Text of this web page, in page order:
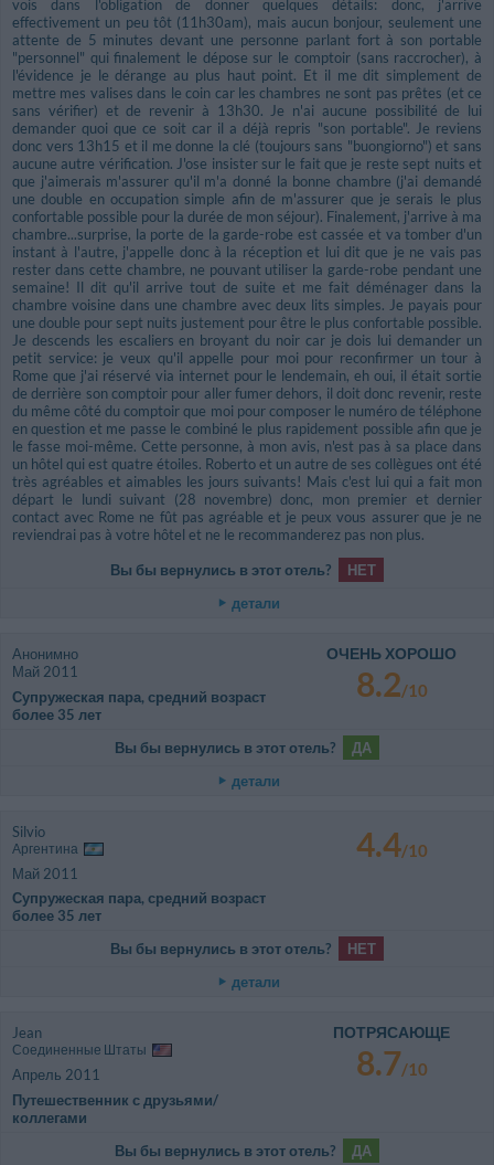
vois dans l'obligation de donner quelques détails: donc, j'arrive
effectivement un peu tôt (11h30am), mais aucun bonjour, seulement une
attente de 5 minutes devant une personne parlant fort à son portable
"personnel" qui finalement le dépose sur le comptoir (sans raccrocher), à
l'évidence je le dérange au plus haut point. Et il me dit simplement de
mettre mes valises dans le coin car les chambres ne sont pas prêtes (et ce
sans vérifier) et de revenir à 13h30. Je n'ai aucune possibilité de lui
demander quoi que ce soit car il a déjà repris "son portable". Je reviens
donc vers 13h15 et il me donne la clé (toujours sans "buongiorno") et sans
aucune autre vérification. J'ose insister sur le fait que je reste sept nuits et
que j'aimerais m'assurer qu'il m'a donné la bonne chambre (j'ai demandé
une double en occupation simple afin de m'assurer que je serais le plus
confortable possible pour la durée de mon séjour). Finalement, j'arrive à ma
chambre...surprise, la porte de la garde-robe est cassée et va tomber d'un
instant à l'autre, j'appelle donc à la réception et lui dit que je ne vais pas
rester dans cette chambre, ne pouvant utiliser la garde-robe pendant une
semaine! Il dit qu'il arrive tout de suite et me fait déménager dans la
chambre voisine dans une chambre avec deux lits simples. Je payais pour
une double pour sept nuits justement pour être le plus confortable possible.
Je descends les escaliers en broyant du noir car je dois lui demander un
petit service: je veux qu'il appelle pour moi pour reconfirmer un tour à
Rome que j'ai réservé via internet pour le lendemain, eh oui, il était sortie
de derrière son comptoir pour aller fumer dehors, il doit donc revenir, reste
du même côté du comptoir que moi pour composer le numéro de téléphone
en question et me passe le combiné le plus rapidement possible afin que je
le fasse moi-même. Cette personne, à mon avis, n'est pas à sa place dans
un hôtel qui est quatre étoiles. Roberto et un autre de ses collègues ont été
très agréables et aimables les jours suivants! Mais c'est lui qui a fait mon
départ le lundi suivant (28 novembre) donc, mon premier et dernier
contact avec Rome ne fût pas agréable et je peux vous assurer que je ne
reviendrai pas à votre hôtel et ne le recommanderez pas non plus.
Вы бы вернулись в этот отель?
НЕТ
детали
Анонимно
Май 2011
Супружеская пара, средний возраст
более 35 лет
ОЧЕНЬ ХОРОШО
8.2/10
Вы бы вернулись в этот отель?
ДА
детали
Silvio
Аргентина
Май 2011
Супружеская пара, средний возраст
более 35 лет
4.4/10
Вы бы вернулись в этот отель?
НЕТ
детали
Jean
Соединенные Штаты
Апрель 2011
Путешественник с друзьями/
коллегами
ПОТРЯСАЮЩЕ
8.7/10
Вы бы вернулись в этот отель?
ДА